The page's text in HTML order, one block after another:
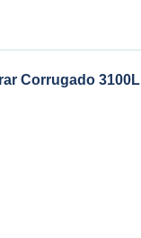
Corrugado 3100L